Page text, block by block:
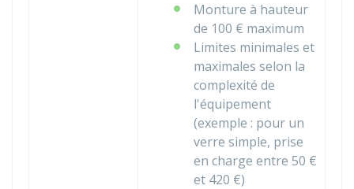
Monture à hauteur
de 100 € maximum
Limites minimales et
maximales selon la
complexité de
l'équipement
(exemple : pour un
verre simple, prise
en charge entre 50 €
et 420 €)